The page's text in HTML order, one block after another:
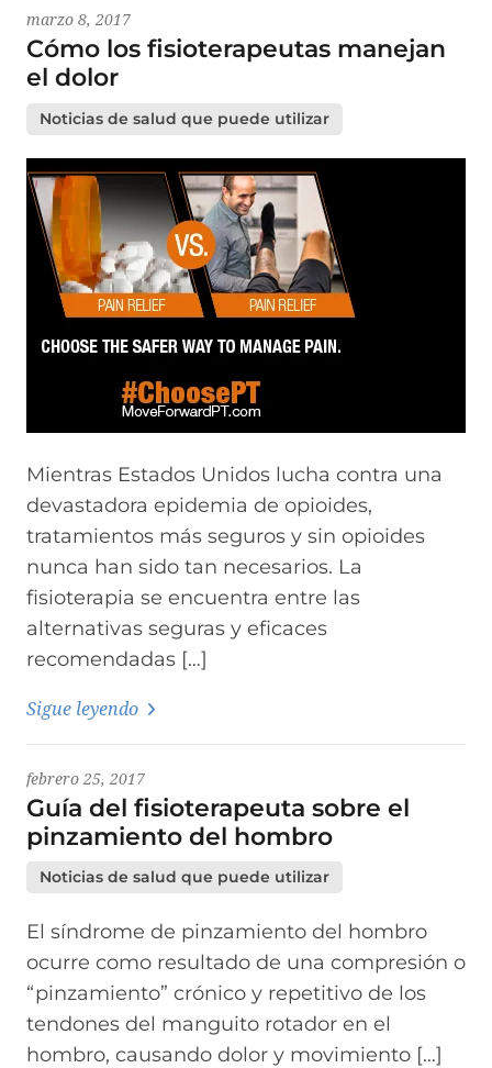
marzo 8, 2017
Cómo los fisioterapeutas manejan
el dolor
Noticias de salud que puede utilizar
Mientras Estados Unidos lucha contra una
devastadora epidemia de opioides,
tratamientos más seguros y sin opioides
nunca han sido tan necesarios. La
fisioterapia se encuentra entre las
alternativas seguras y eficaces
recomendadas […]
Sigue leyendo
febrero 25, 2017
Guía del fisioterapeuta sobre el
pinzamiento del hombro
Noticias de salud que puede utilizar
El síndrome de pinzamiento del hombro
ocurre como resultado de una compresión o
“pinzamiento” crónico y repetitivo de los
tendones del manguito rotador en el
hombro, causando dolor y movimiento […]